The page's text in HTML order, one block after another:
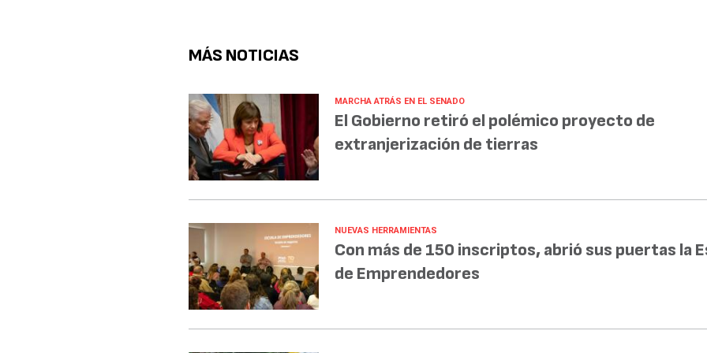
MÁS NOTICIAS
MARCHA ATRÁS EN EL SENADO
El Gobierno retiró el polémico proyecto de
extranjerización de tierras
NUEVAS HERRAMIENTAS
Con más de 150 inscriptos, abrió sus puertas la
de Emprendedores